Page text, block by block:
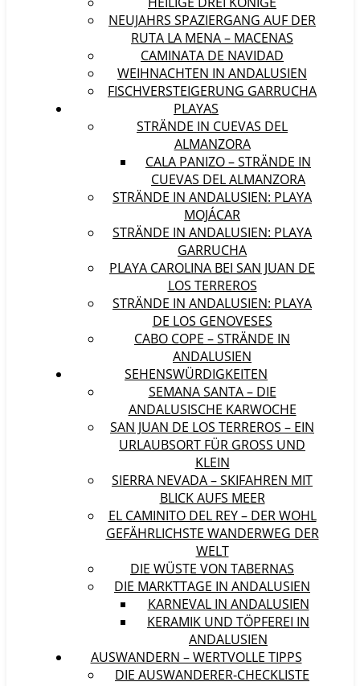
NEUJAHRS SPAZIERGANG AUF DER
RUTA LA MENA – MACENAS
CAMINATA DE NAVIDAD
WEIHNACHTEN IN ANDALUSIEN
FISCHVERSTEIGERUNG GARRUCHA
PLAYAS
STRÄNDE IN CUEVAS DEL
ALMANZORA
CALA PANIZO – STRÄNDE IN
CUEVAS DEL ALMANZORA
STRÄNDE IN ANDALUSIEN: PLAYA
MOJÁCAR
STRÄNDE IN ANDALUSIEN: PLAYA
GARRUCHA
PLAYA CAROLINA BEI SAN JUAN DE
LOS TERREROS
STRÄNDE IN ANDALUSIEN: PLAYA
DE LOS GENOVESES
CABO COPE – STRÄNDE IN
ANDALUSIEN
SEHENSWÜRDIGKEITEN
SEMANA SANTA – DIE
ANDALUSISCHE KARWOCHE
SAN JUAN DE LOS TERREROS – EIN
URLAUBSORT FÜR GROSS UND K
LEIN
SIERRA NEVADA – SKIFAHREN MIT
BLICK AUFS MEER
EL CAMINITO DEL REY – DER WOHL
GEFÄHRLICHSTE WANDERWEG DER
WELT
DIE WÜSTE VON TABERNAS
DIE MARKTTAGE IN ANDALUSIEN
KARNEVAL IN ANDALUSIEN
KERAMIK UND TÖPFEREI IN
ANDALUSIEN
AUSWANDERN – WERTVOLLE TIPPS
DIE AUSWANDERER-CHECKLISTE